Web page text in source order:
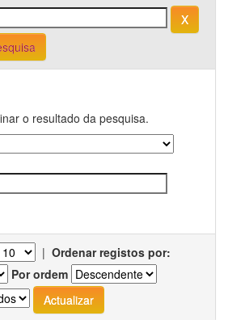
o resultado da pesquisa.
| Ordenar registos por:
Por ordem